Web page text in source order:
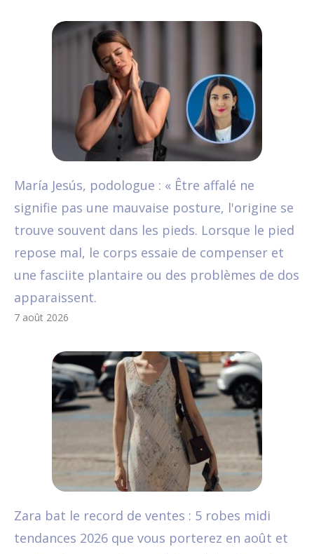
María Jesús, podologue : « Être affalé ne
signifie pas une mauvaise posture, l'origine se
trouve souvent dans les pieds. Lorsque le pied
repose mal, le corps essaie de compenser et
une fasciite plantaire ou des problèmes de dos
apparaissent.
7 août 2026
Zara bat le record de ventes : 5 robes midi
tendances 2026 que vous porterez en août et